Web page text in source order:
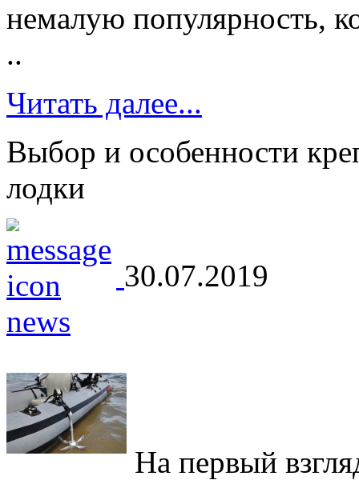
немалую популярность,
..
Читать далее...
Выбор и особенности
лодки
30.07.2019
На первый